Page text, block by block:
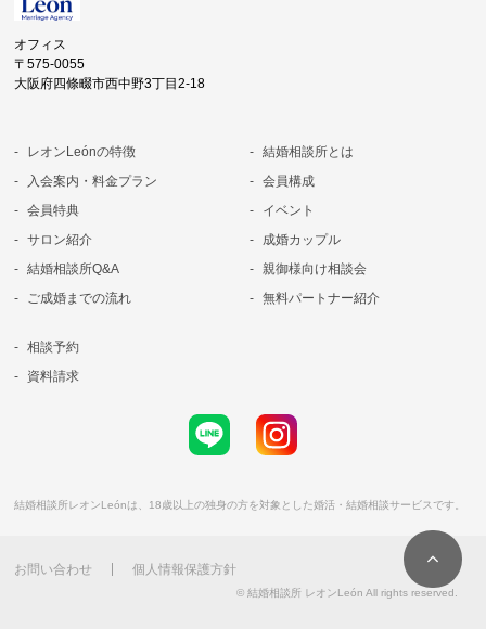
オフィス
〒575-0055
大阪府四條畷市西中野3丁目2-18
レオンLeónの特徴
入会案内・料金プラン
会員特典
サロン紹介
結婚相談所Q&A
ご成婚までの流れ
結婚相談所とは
会員構成
イベント
成婚カップル
親御様向け相談会
無料パートナー紹介
相談予約
資料請求
結婚相談所レオンLeónは、18歳以上の独身の方を対象とした婚活・結婚相談サービスです。
お問い合わせ 個人情報保護方針
© 結婚相談所 レオンLeón All rights reserved.